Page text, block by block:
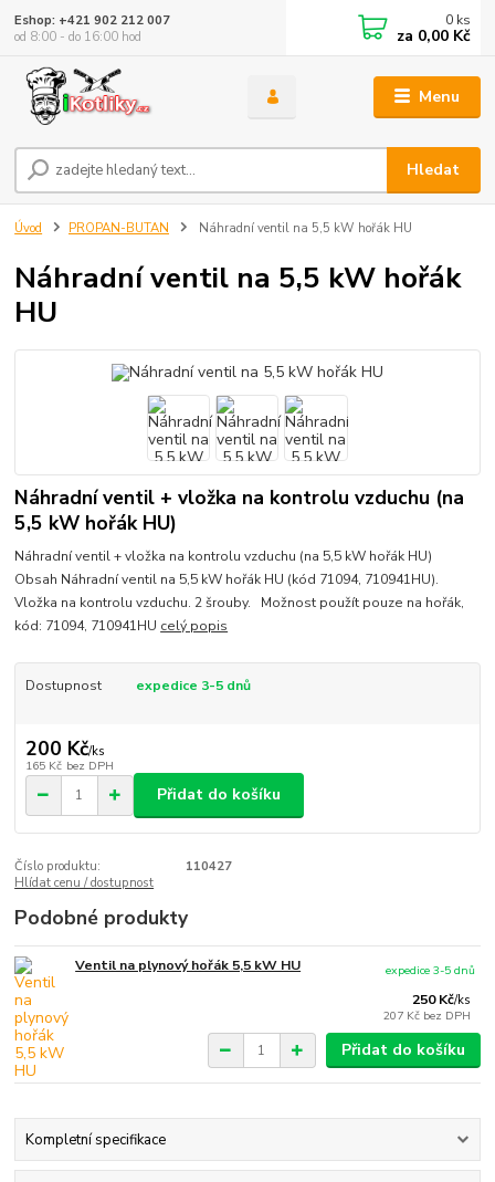
Menu
Hledat
Eshop: +421 902 212 007
od 8:00 - do 16:00 hod
0 ks
za 0,00 Kč
Úvod PROPAN-BUTAN Náhradní ventil na 5,5 kW hořák HU
Náhradní ventil na 5,5 kW hořák
HU
Náhradní ventil + vložka na kontrolu vzduchu (na
5,5 kW hořák HU)
Náhradní ventil + vložka na kontrolu vzduchu (na 5,5 kW hořák HU)
Obsah Náhradní ventil na 5,5 kW hořák HU (kód 71094, 710941HU).
Vložka na kontrolu vzduchu. 2 šrouby. Možnost použít pouze na hořák,
kód: 71094, 710941HU celý popis
Dostupnost expedice 3-5 dnů
200 Kč/ks
165 Kč bez DPH
Přidat do košíku
Číslo produktu:
110427
Hlídat cenu / dostupnost
Podobné produkty
Ventil na plynový hořák 5,5 kW HU
250 Kč/ks
207 Kč bez DPH
expedice 3-5 dnů
Přidat do košíku
Kompletní specifikace